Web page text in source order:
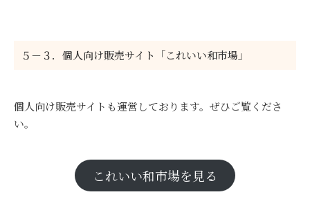
５－３．個人向け販売サイト「これいい和市場」
個人向け販売サイトも運営しております。ぜひご覧くださ
い。
これいい和市場を見る